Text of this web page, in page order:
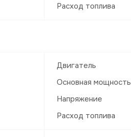
Расход топлива
Двигатель
Основная мощность
Напряжение
Расход топлива